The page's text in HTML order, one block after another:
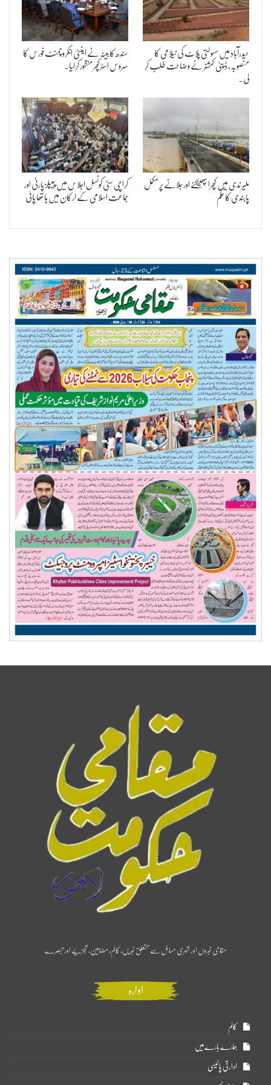
حیدرآباد میں سہولتی پلاٹ کی نیلامی کا
منصوبہ، ڈپٹی کمشنر نے وضاحت طلب کر
لی۔
سندھ کابینہ نے اینٹی انکروچمنٹ فورس کا
سروس اسٹرکچر منظور کرلیا۔
ملیر ندی میں کچرا پھینکنے اور جلانے پر مکمل
پابندی کا حکم
کراچی سٹی کونسل اجلاس میں پیپلز پارٹی اور
جماعت اسلامی کے ارکان میں ہاتھا پائی
مقامی خبروں اور شہری مسائل سے متعلق خبریں، کالم، مضامین، تجزیے اور تبصرے
ادارہ
کالم
ہمارے بارے میں
ادارتی پالیسی